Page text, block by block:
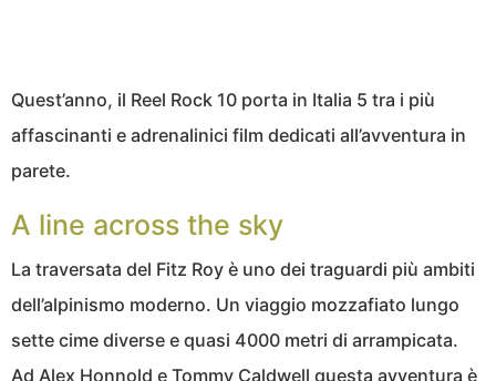
Quest’anno, il Reel Rock 10 porta in Italia 5 tra i più
affascinanti e adrenalinici film dedicati all’avventura in
parete.
A line across the sky
La traversata del Fitz Roy è uno dei traguardi più ambiti
dell’alpinismo moderno. Un viaggio mozzafiato lungo
sette cime diverse e quasi 4000 metri di arrampicata.
Ad Alex Honnold e Tommy Caldwell questa avventura è